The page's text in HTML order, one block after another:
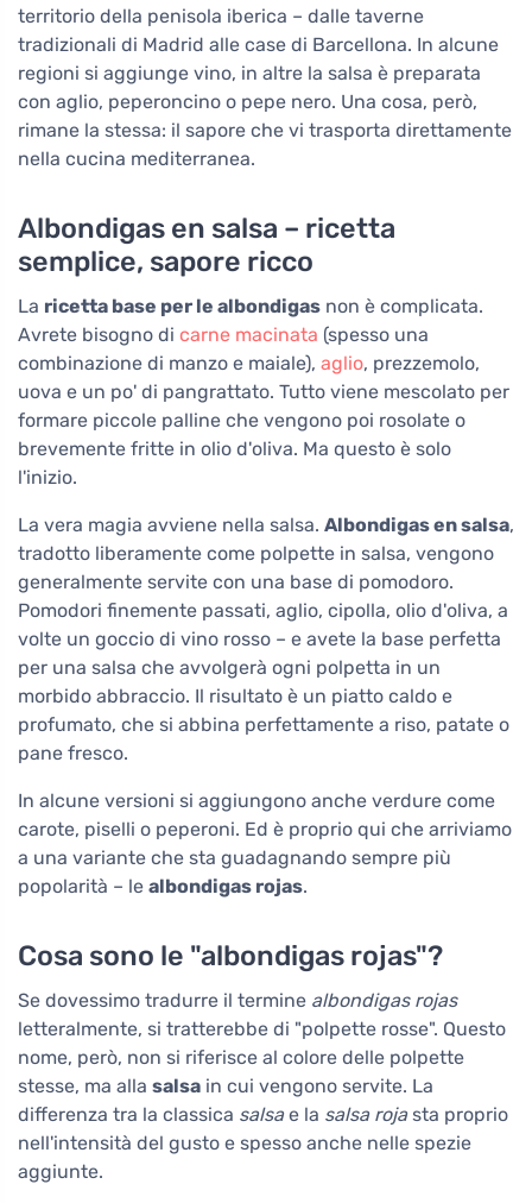
territorio della penisola iberica – dalle taverne
tradizionali di Madrid alle case di Barcellona. In alcune
regioni si aggiunge vino, in altre la salsa è preparata
con aglio, peperoncino o pepe nero. Una cosa, però,
rimane la stessa: il sapore che vi trasporta direttamente
nella cucina mediterranea.
Albondigas en salsa – ricetta
semplice, sapore ricco
La ricetta base per le albondigas non è complicata.
Avrete bisogno di carne macinata (spesso una
combinazione di manzo e maiale), aglio, prezzemolo,
uova e un po' di pangrattato. Tutto viene mescolato per
formare piccole palline che vengono poi rosolate o
brevemente fritte in olio d'oliva. Ma questo è solo
l'inizio.
La vera magia avviene nella salsa. Albondigas en salsa,
tradotto liberamente come polpette in salsa, vengono
generalmente servite con una base di pomodoro.
Pomodori finemente passati, aglio, cipolla, olio d'oliva, a
volte un goccio di vino rosso – e avete la base perfetta
per una salsa che avvolgerà ogni polpetta in un
morbido abbraccio. Il risultato è un piatto caldo e
profumato, che si abbina perfettamente a riso, patate o
pane fresco.
In alcune versioni si aggiungono anche verdure come
carote, piselli o peperoni. Ed è proprio qui che arriviamo
a una variante che sta guadagnando sempre più
popolarità – le albondigas rojas.
Cosa sono le "albondigas rojas"?
Se dovessimo tradurre il termine albondigas rojas
letteralmente, si tratterebbe di "polpette rosse". Questo
nome, però, non si riferisce al colore delle polpette
stesse, ma alla salsa in cui vengono servite. La
differenza tra la classica salsae la salsa rojasta proprio
nell'intensità del gusto e spesso anche nelle spezie
aggiunte.